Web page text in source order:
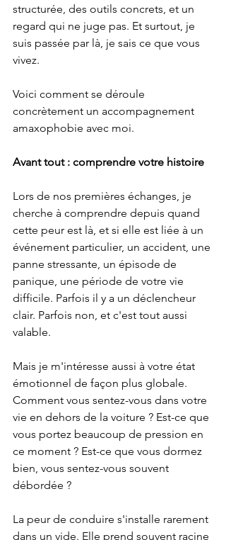
structurée, des outils concrets, et un
regard qui ne juge pas. Et surtout, je
suis passée par là, je sais ce que vous
vivez.
Voici comment se déroule
concrètement un accompagnement
amaxophobie avec moi.
Avant tout : comprendre votre histoire
Lors de nos premières échanges, je
cherche à comprendre depuis quand
cette peur est là, et si elle est liée à un
événement particulier, un accident, une
panne stressante, un épisode de
panique, une période de votre vie
difficile. Parfois il y a un déclencheur
clair. Parfois non, et c'est tout aussi
valable.
Mais je m'intéresse aussi à votre état
émotionnel de façon plus globale.
Comment vous sentez-vous dans votre
vie en dehors de la voiture ? Est-ce que
vous portez beaucoup de pression en
ce moment ? Est-ce que vous dormez
bien, vous sentez-vous souvent
débordée ?
La peur de conduire s'installe rarement
dans un vide. Elle prend souvent racine